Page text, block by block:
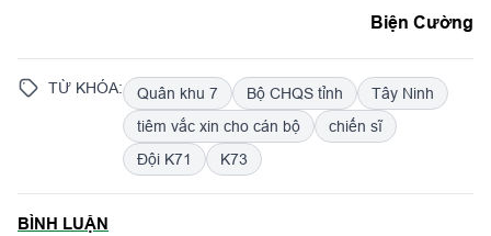
Biện Cường
TỪ KHÓA: Quân khu 7 Bộ CHQS tỉnh
Tây Ninh
tiêm vắc xin cho cán bộ
chiến sĩ
Đội K71
K73
BÌNH LUẬN